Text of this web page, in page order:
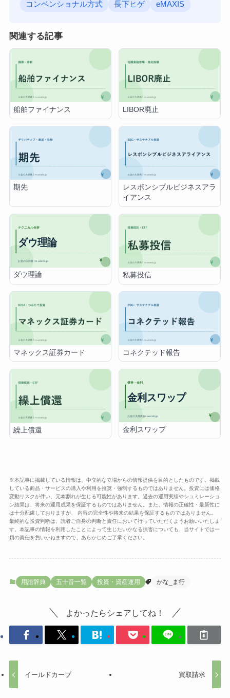
コンベンショナル方式 長下ヒゲ eMAXIS
関連する記事
船舶ファイナンス LIBOR廃止
期先
レスポンシブルビジネスアラ
イアンス
ダウ理論 私募投信
マネックス証券カード コネクテッド報告
繰上償還 金利スワップ
※本記事に掲載している情報は、中立的な立場からの情報提供を目的としたものです。掲載
している商品・サービスの購入や利用を推奨・強制するものではありません。投資には価格
変動リスクが伴い、元本割れが生じる可能性があります。過去の運用実績やシュミレーショ
ン結果は、将来の運用成果を保証するものではありません。また、情報の正確性・最新性に
は十分配慮しておりますが、 内容の完全性や将来の結果を保証するものではありません。
最終的な投資判断は、読者ご自身の判断と責任において行っていただくようお願いいたしま
す。本記事の情報を利用したことによって生じたいかなる損害についても、当サイトでは一
切の責任を負いかねますので、あらかじめご了承ください。
用語辞典 五十音一覧 投資・資産運用 かな_ま行
よかったらシェアしてね！
イールドカーブ 買取請求